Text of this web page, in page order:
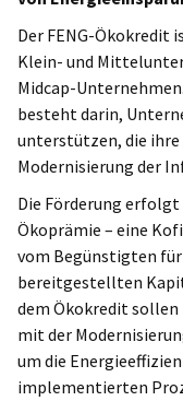
Der FENG-
Klein- und
Midcap-
besteht darin,
unterstützen, die ihre
Modernisierung der
Die Förderung
Ökoprämie – eine
vom Begünstigten
bereitgestellten
dem Ökokredit
mit der
um die
implementierten